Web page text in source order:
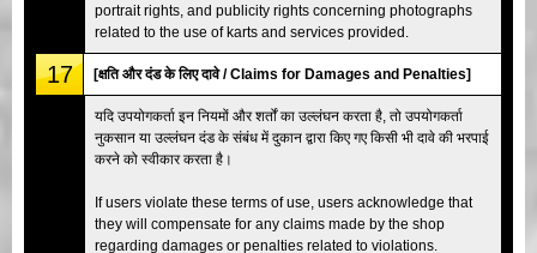
portrait rights, and publicity rights concerning photographs
related to the use of karts and services provided.
17 [क्षति और दंड के लिए दावे / Claims for Damages and Penalties]
यदि उपयोगकर्ता इन नियमों और शर्तों का उल्लंघन करता है, तो उपयोगकर्ता
नुकसान या उल्लंघन दंड के संबंध में दुकान द्वारा किए गए किसी भी दावे की भरपाई
करने को स्वीकार करता है।
If users violate these terms of use, users acknowledge that
they will compensate for any claims made by the shop
regarding damages or penalties related to violations.